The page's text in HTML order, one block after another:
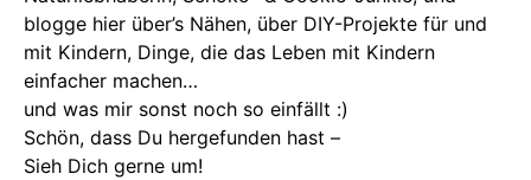
blogge hier über’s Nähen, über DIY-Projekte für und
mit Kindern, Dinge, die das Leben mit Kindern
einfacher machen…
und was mir sonst noch so einfällt :)
Schön, dass Du hergefunden hast –
Sieh Dich gerne um!